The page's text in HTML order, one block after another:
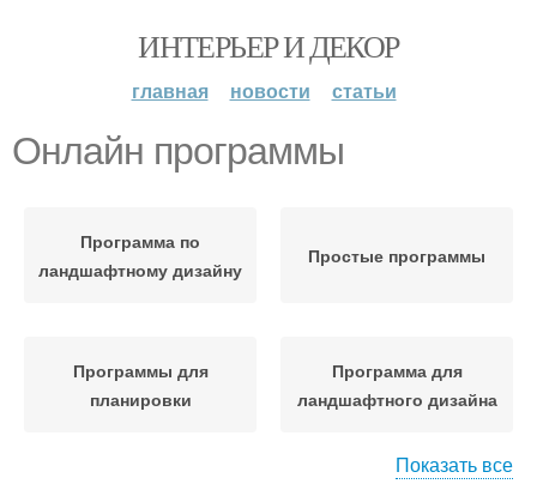
ИНТЕРЬЕР И ДЕКОР
главная новости статьи
Онлайн программы
Программа по
ландшафтному дизайну
Простые программы
Программы для
планировки
Программа для
ландшафтного дизайна
Показать все